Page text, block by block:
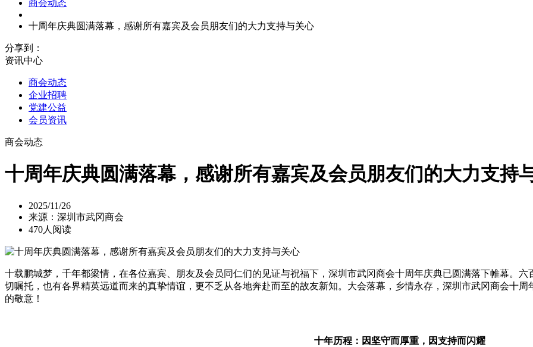
商会动态
十周年庆典圆满落幕，感谢所有嘉宾及会员朋友们的大力支持与关心
分享到：
资讯中心
商会动态
企业招聘
党建公益
会员资讯
商会动态
十周年庆典圆满落幕，感谢所有嘉宾及会员朋友们的大力支持
2025/11/26
来源：深圳市武冈商会
470人阅读
十载鹏城梦，千年都梁情，在各位嘉宾、朋友及会员同仁们的见证与祝福下，深圳市武冈商会十周年庆典已圆满落下帷幕。
切嘱托，也有各界精英远道而来的真挚情谊，更不乏从各地奔赴而至的故友新知。大会落幕，乡情永存，深圳市武冈商会十
的敬意！
十年历程：因坚守而厚重，因支持而闪耀